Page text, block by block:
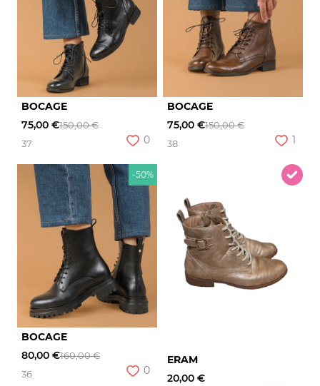
BOCAGE
75,00 €150,00 €
37
0
BOCAGE
75,00 €150,00 €
38
1
-50%
BOCAGE
80,00 €160,00 €
36
0
ERAM
20,00 €